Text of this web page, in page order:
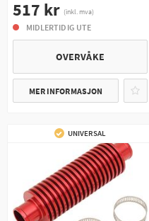
517 kr (inkl. mva)
MIDLERTIDIG UTE
OVERVÅKE
MER INFORMASJON
UNIVERSAL